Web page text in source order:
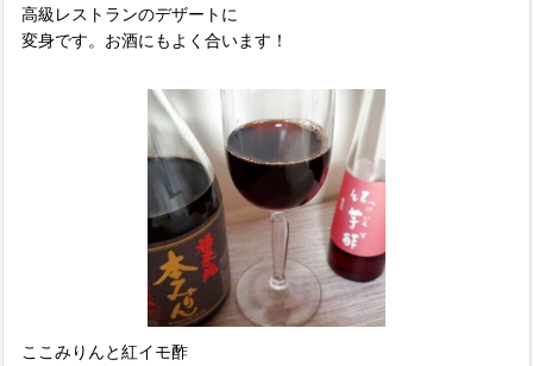
高級レストランのデザートに
変身です。お酒にもよく合います！
ここみりんと紅イモ酢